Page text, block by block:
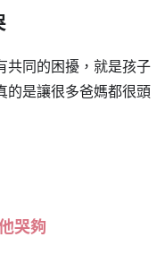
共同的困擾，就是孩子
的是讓很多爸媽都很頭
哭夠